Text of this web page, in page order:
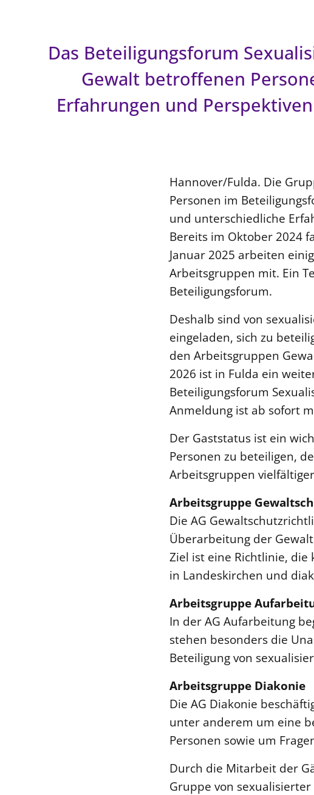
Das Beteiligungsforum
Gewalt betroffenen
Erfahrungen und
Hannover/Fulda. Die
Personen im
und unterschiedliche
Bereits im Oktober 2024
Januar 2025 arbeiten
Arbeitsgruppen mit. Ein
Beteiligungsforum.
Deshalb sind von
eingeladen, sich zu
den Arbeitsgruppen
2026 ist in Fulda ein
Beteiligungsforum
Anmeldung ist ab sofort
Der Gaststatus ist ein
Personen zu beteiligen,
Arbeitsgruppen
Arbeitsgruppe
Die AG
Überarbeitung der
Ziel ist eine Richtlinie,
in Landeskirchen und
Arbeitsgruppe
In der AG Aufarbeitung
stehen besonders die
Beteiligung von
Arbeitsgruppe Diakonie
Die AG Diakonie
unter anderem um eine
Personen sowie um
Durch die Mitarbeit der
Gruppe von